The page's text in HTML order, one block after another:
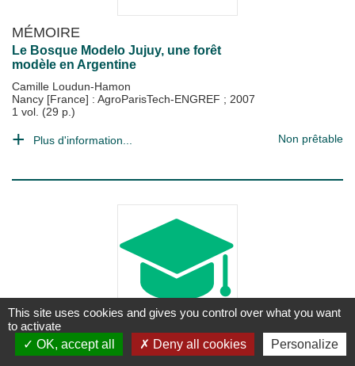
MÉMOIRE
Le Bosque Modelo Jujuy, une forêt
modèle en Argentine
Camille Loudun-Hamon
Nancy [France] : AgroParisTech-ENGREF ; 2007
1 vol. (29 p.)
Plus d'information... Non prêtable
MÉMOIRE
Bosque nativo y pequenos propietarios
This site uses cookies and gives you control over what you want
to activate
OK, accept all
Deny all cookies Personalize